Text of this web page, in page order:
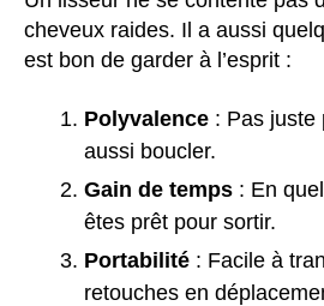
cheveux raides. Il a aussi
est bon de garder à l’esprit :
Polyvalence : Pas juste
aussi boucler.
Gain de temps : En
êtes prêt pour sortir.
Portabilité : Facile à
retouches en